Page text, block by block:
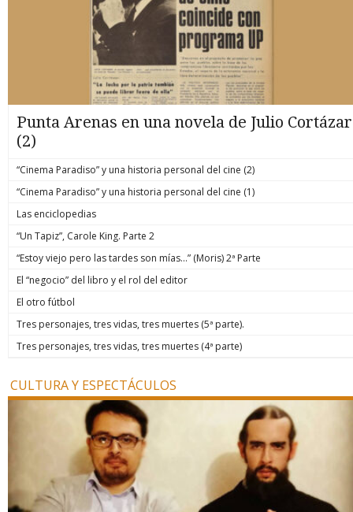
Punta Arenas en una novela de Julio Cortázar
(2)
“Cinema Paradiso” y una historia personal del cine (2)
“Cinema Paradiso” y una historia personal del cine (1)
Las enciclopedias
“Un Tapiz”, Carole King. Parte 2
“Estoy viejo pero las tardes son mías…” (Moris) 2ª Parte
El “negocio” del libro y el rol del editor
El otro fútbol
Tres personajes, tres vidas, tres muertes (5ª parte).
Tres personajes, tres vidas, tres muertes (4ª parte)
CULTURA Y ESPECTÁCULOS